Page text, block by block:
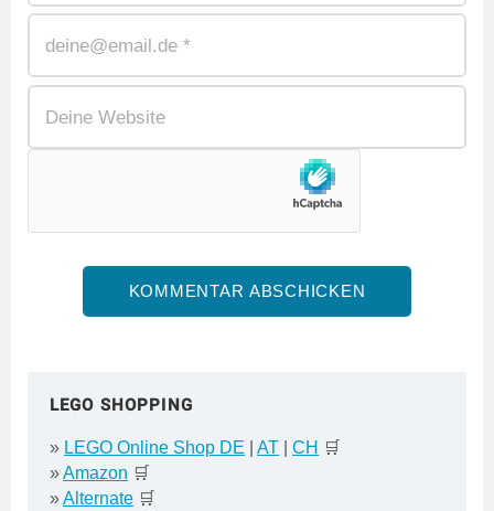
LEGO SHOPPING
» LEGO Online Shop DE AT CH 🛒
»Amazon 🛒
»Alternate 🛒